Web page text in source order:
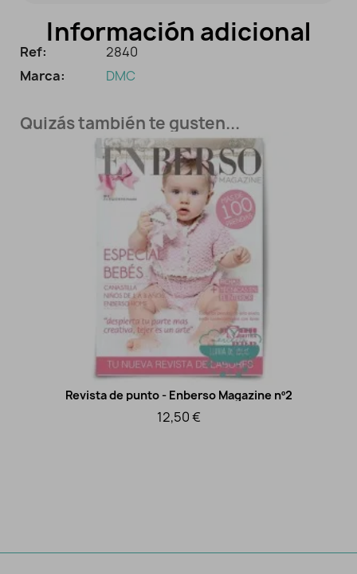
Información adicional
Ref:
2840
Marca:
DMC
Quizás también te gusten...
Vista rápida
Revista de punto - Enberso Magazine nº2
12,50 €